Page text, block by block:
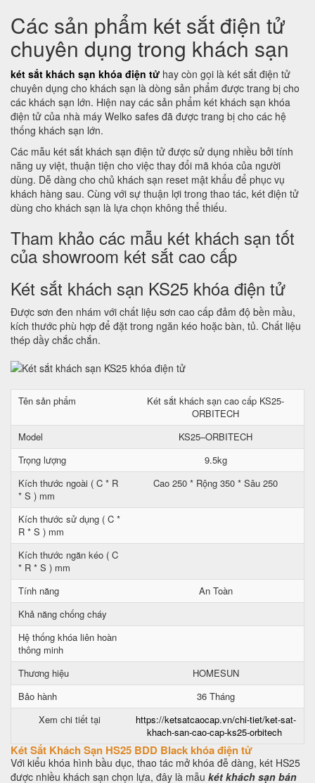
Các sản phẩm két sắt điện tử
chuyên dụng trong khách sạn
két sắt khách sạn khóa điện tử hay còn gọi là két sắt điện tử
chuyên dụng cho khách sạn là dòng sản phẩm được trang bị cho
các khách sạn lớn. Hiện nay các sản phẩm két khách sạn khóa
điện tử của nhà máy Welko safes đã được trang bị cho các hệ
thống khách sạn lớn.
Các mẫu két sắt khách sạn điện tử được sử dụng nhiều bởi tính
năng uy việt, thuận tiện cho việc thay đổi mã khóa của người
dùng. Dễ dàng cho chủ khách sạn reset mật khẩu để phục vụ
khách hàng sau. Cùng với sự thuận lợi trong thao tác, két điện tử
dùng cho khách sạn là lựa chọn không thể thiếu.
Tham khảo các mẫu két khách sạn tốt
của showroom két sắt cao cấp
Két sắt khách sạn KS25 khóa điện tử
Được sơn đen nhám với chất liệu sơn cao cấp đảm độ bền mầu,
kích thước phù hợp để đặt trong ngăn kéo hoặc bàn, tủ. Chất liệu
thép dầy chắc chắn.
Tên sản phẩm
Két sắt khách sạn cao cấp KS25-
ORBITECH
Model
KS25–ORBITECH
Trọng lượng
9.5kg
Kích thước ngoài ( C * R
* S ) mm
Cao 250 * Rộng 350 * Sâu 250
Kích thước sử dụng ( C *
R * S ) mm
Kích thước ngăn kéo ( C
* R * S ) mm
Tính năng
An Toàn
Khả năng chống cháy
Hệ thống khóa liên hoàn
thông minh
Thương hiệu
HOMESUN
Bảo hành
36 Tháng
Xem chi tiết tại
https://ketsatcaocap.vn/chi-tiet/ket-sat-
khach-san-cao-cap-ks25-orbitech
Két Sắt Khách Sạn HS25 BDD Black khóa điện tử
Với kiểu khóa hình bầu dục, thao tác mở khóa đễ dàng, két HS25
được nhiều khách sạn chọn lựa, đây là mẫu két khách sạn bán